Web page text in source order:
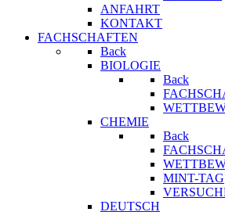
ANFAHRT
KONTAKT
FACHSCHAFTEN
Back
BIOLOGIE
Back
CHEMIE
Back
MINT-TAG
DEUTSCH